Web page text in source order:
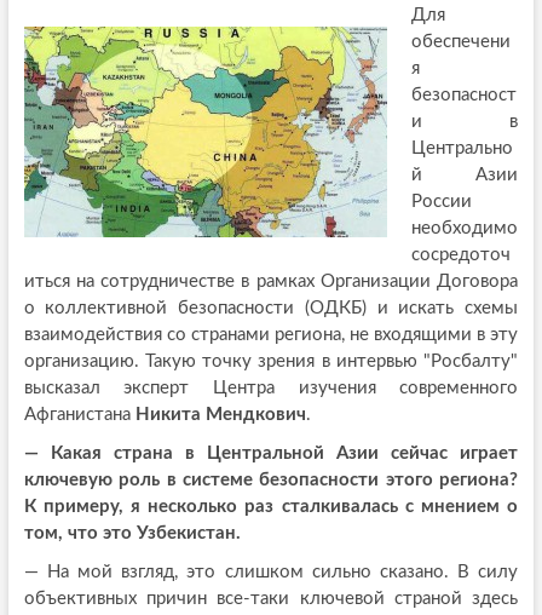
Для
обеспечени
я
безопасност
и в
Центрально
й Азии
России
необходимо
сосредоточ
иться на сотрудничестве в рамках Организации Договора
о коллективной безопасности (ОДКБ) и искать схемы
взаимодействия со странами региона, не входящими в эту
организацию. Такую точку зрения в интервью "Росбалту"
высказал эксперт Центра изучения современного
Афганистана Никита Мендкович.
— Какая страна в Центральной Азии сейчас играет
ключевую роль в системе безопасности этого региона?
К примеру, я несколько раз сталкивалась с мнением о
том, что это Узбекистан.
— На мой взгляд, это слишком сильно сказано. В силу
объективных причин все-таки ключевой страной здесь